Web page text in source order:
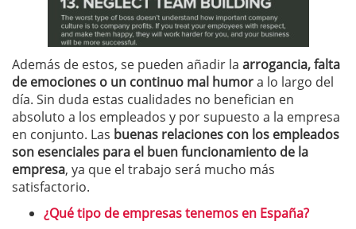
Además de estos, se pueden añadir la arrogancia, falta
de emociones o un continuo mal humora lo largo del
día. Sin duda estas cualidades no benefician en
absoluto a los empleados y por supuesto a la empresa
en conjunto. Las buenas relaciones con los empleados
son esenciales para el buen funcionamiento de la
empresa, ya que el trabajo será mucho más
satisfactorio.
¿Qué tipo de empresas tenemos en España?